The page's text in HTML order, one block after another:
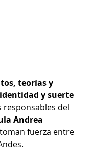
teorías y
y suerte
del
Andrea
toman fuerza entre